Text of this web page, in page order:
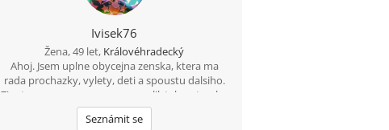
Ivisek76
Žena, 49 let, Královéhradecký
Ahoj. Jsem uplne obycejna zenska, ktera ma
rada prochazky, vylety, deti a spoustu dalsiho.
Zivot se se mnou zrovna nemazlil, tak uz trochu
pochybuju, jestli je nekde muz, ktery by chtel
stravit se mnou treba i zbytek zivota. Taky ti
Seznámit se